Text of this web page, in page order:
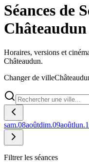
Séances de
Châteaudun
Horaires, versions et
Châteaudun.
Changer de ville
sam.08aoûtdim.09aoûtlun.
Filtrer les séances